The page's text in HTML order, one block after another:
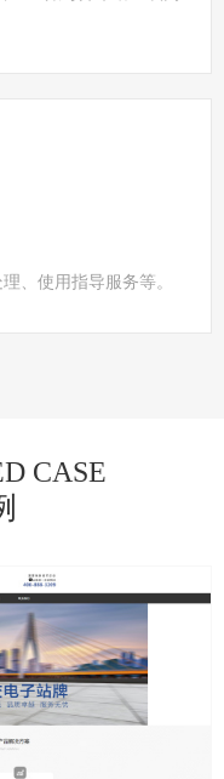
、使用指导服务等。
CASE